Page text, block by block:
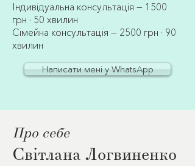
Індивідуальна консультація — 1500
грн · 50 хвилин
Сімейна консультація — 2500 грн · 90
хвилин
Написати мені у WhatsApp
Про себе
Світлана Логвиненко